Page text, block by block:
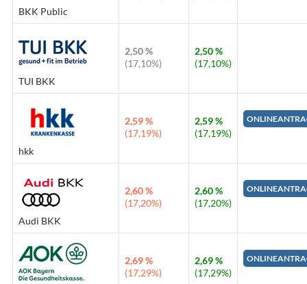
BKK Public
TUI BKK
2,50 %
(17,10%)
2,50 %
(17,10%)
hkk
2,59 %
(17,19%)
2,59 %
(17,19%)
Audi BKK
2,60 %
(17,20%)
2,60 %
(17,20%)
2,69 %
(17,29%)
2,69 %
(17,29%)